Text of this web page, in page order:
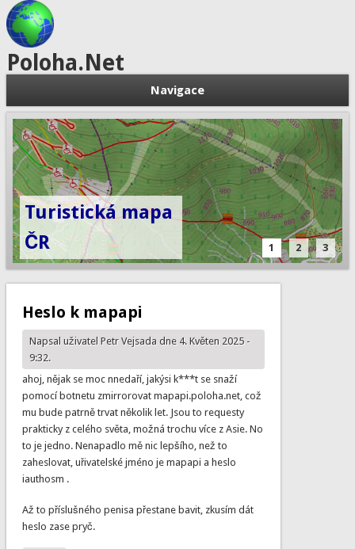
Poloha.Net
Navigace
Turistická mapa
ČR
1 2 3
Heslo k mapapi
Napsal uživatel Petr Vejsadadne 4. Květen 2025 -
9:32.
ahoj, nějak se moc nnedaří, jakýsi k***t se snaží
pomocí botnetu zmirrorovat mapapi.poloha.net, což
mu bude patrně trvat několik let. Jsou to requesty
prakticky z celého světa, možná trochu více z Asie. No
to je jedno. Nenapadlo mě nic lepšího, než to
zaheslovat, uřivatelské jméno je mapapi a heslo
iauthosm .
Až to příslušného penisa přestane bavit, zkusím dát
heslo zase pryč.